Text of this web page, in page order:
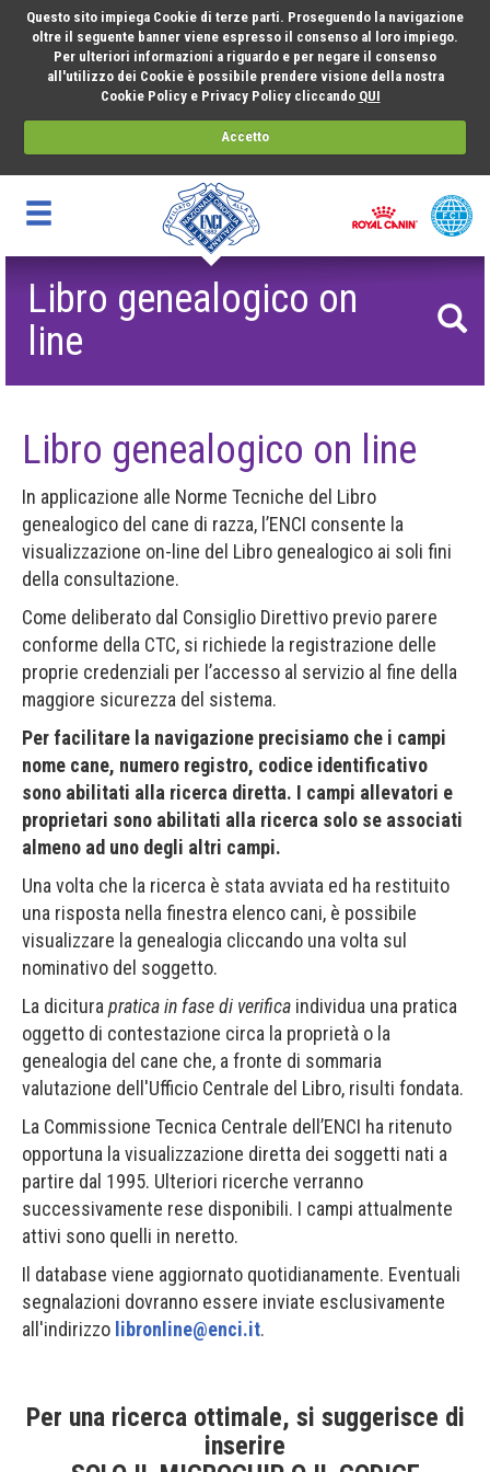
Questo sito impiega Cookie di terze parti. Proseguendo la navigazione
oltre il seguente banner viene espresso il consenso al loro impiego.
Per ulteriori informazioni a riguardo e per negare il consenso
all'utilizzo dei Cookie è possibile prendere visione della nostra
Cookie Policy e Privacy Policy cliccando QUI
Accetto
Libro genealogico on
line
Libro genealogico on line
In applicazione alle Norme Tecniche del Libro
genealogico del cane di razza, l’ENCI consente la
visualizzazione on-line del Libro genealogico ai soli fini
della consultazione.
Come deliberato dal Consiglio Direttivo previo parere
conforme della CTC, si richiede la registrazione delle
proprie credenziali per l’accesso al servizio al fine della
maggiore sicurezza del sistema.
Per facilitare la navigazione precisiamo che i campi
nome cane, numero registro, codice identificativo
sono abilitati alla ricerca diretta. I campi allevatori e
proprietari sono abilitati alla ricerca solo se associati
almeno ad uno degli altri campi.
Una volta che la ricerca è stata avviata ed ha restituito
una risposta nella finestra elenco cani, è possibile
visualizzare la genealogia cliccando una volta sul
nominativo del soggetto.
La dicitura pratica in fase di verifica individua una pratica
oggetto di contestazione circa la proprietà o la
genealogia del cane che, a fronte di sommaria
valutazione dell'Ufficio Centrale del Libro, risulti fondata.
La Commissione Tecnica Centrale dell’ENCI ha ritenuto
opportuna la visualizzazione diretta dei soggetti nati a
partire dal 1995. Ulteriori ricerche verranno
successivamente rese disponibili. I campi attualmente
attivi sono quelli in neretto.
Il database viene aggiornato quotidianamente. Eventuali
segnalazioni dovranno essere inviate esclusivamente
all'indirizzo libronline@enci.it.
Per una ricerca ottimale, si suggerisce di
inserire